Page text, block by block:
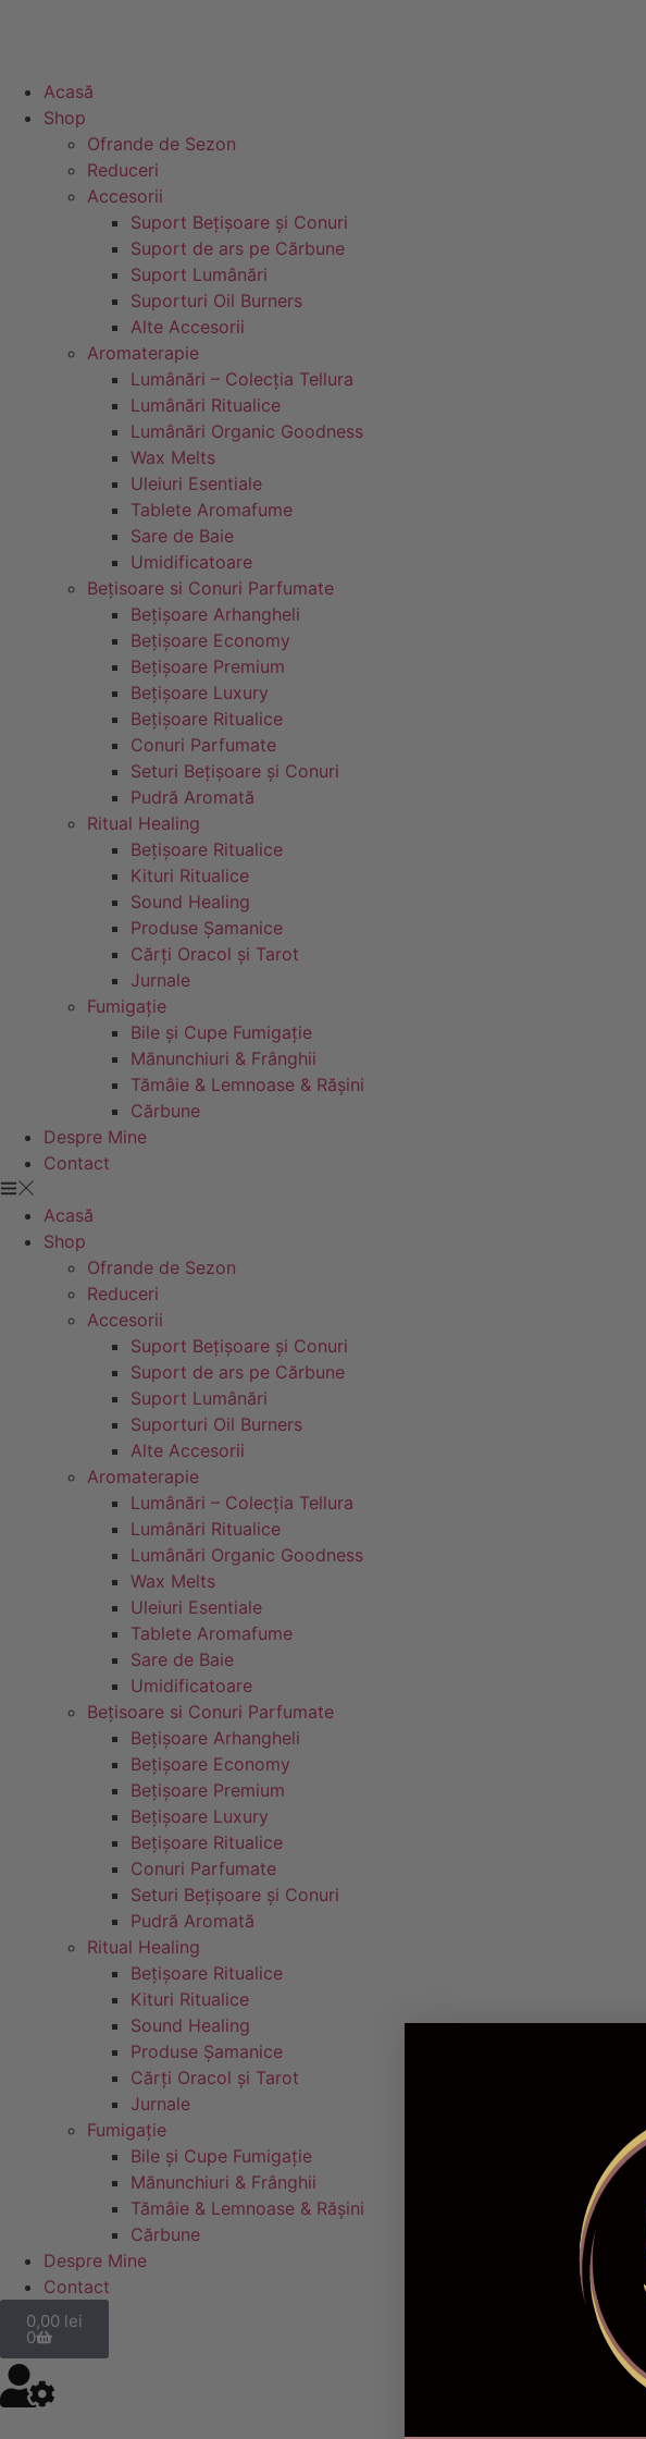
Acasă
Shop
Ofrande de Sezon
Reduceri
Accesorii
Suport Bețișoare și Conuri
Suport de ars pe Cărbune
Suport Lumânări
Suporturi Oil Burners
Alte Accesorii
Aromaterapie
Lumânări – Colecția Tellura
Lumânări Ritualice
Lumânări Organic Goodness
Wax Melts
Uleiuri Esentiale
Tablete Aromafume
Sare de Baie
Umidificatoare
Bețisoare si Conuri Parfumate
Bețișoare Arhangheli
Bețișoare Economy
Bețișoare Premium
Bețișoare Luxury
Bețișoare Ritualice
Conuri Parfumate
Seturi Bețișoare și Conuri
Pudră Aromată
Ritual Healing
Bețișoare Ritualice
Kituri Ritualice
Sound Healing
Produse Șamanice
Cărți Oracol și Tarot
Jurnale
Fumigație
Bile și Cupe Fumigație
Mănunchiuri & Frânghii
Tămâie & Lemnoase & Rășini
Cărbune
Despre Mine
Contact
Acasă
Shop
Ofrande de Sezon
Reduceri
Accesorii
Suport Bețișoare și Conuri
Suport de ars pe Cărbune
Suport Lumânări
Suporturi Oil Burners
Alte Accesorii
Aromaterapie
Lumânări – Colecția Tellura
Lumânări Ritualice
Lumânări Organic Goodness
Wax Melts
Uleiuri Esentiale
Tablete Aromafume
Sare de Baie
Umidificatoare
Bețisoare si Conuri Parfumate
Bețișoare Arhangheli
Bețișoare Economy
Bețișoare Premium
Bețișoare Luxury
Bețișoare Ritualice
Conuri Parfumate
Seturi Bețișoare și Conuri
Pudră Aromată
Ritual Healing
Bețișoare Ritualice
Kituri Ritualice
Sound Healing
Produse Șamanice
Cărți Oracol și Tarot
Jurnale
Fumigație
Bile și Cupe Fumigație
Mănunchiuri & Frânghii
Tămâie & Lemnoase & Rășini
Cărbune
Despre Mine
Contact
0,00 lei
0